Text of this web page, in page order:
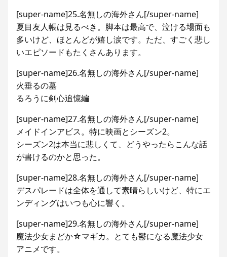
[super-name]25.名無しの海外さん[/super-name]
夏目友人帳は見るべき。脚本は最高で、泣ける場面も
多いけど、ほとんどが嬉し涙です。ただ、すごく悲し
いエピソードもたくさんあります。
[super-name]26.名無しの海外さん[/super-name]
火垂るの墓
るろうに剣心追憶編
[super-name]27.名無しの海外さん[/super-name]
メイドインアビス。特に映画とシーズン2。
シーズン2は本当に悲しくて、どうやったらこんな話
が書けるのかと思った。
[super-name]28.名無しの海外さん[/super-name]
デスパレードは全体を通して素晴らしいけど、特にエ
ンディングはいつも心に響く。
[super-name]29.名無しの海外さん[/super-name]
魔法少女まどか☆マギカ。とても鬱になる魔法少女
アニメです。